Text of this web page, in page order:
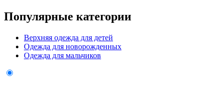
Популярные категории
Верхняя одежда для детей
Одежда для новорожденных
Одежда для мальчиков